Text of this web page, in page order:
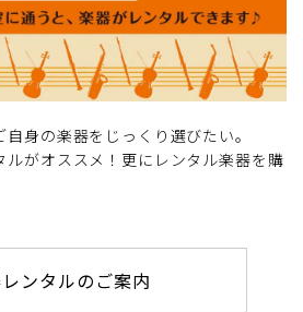
身の楽器をじっくり選びたい。
ルがオススメ！更にレンタル楽器を購
ンタルのご案内